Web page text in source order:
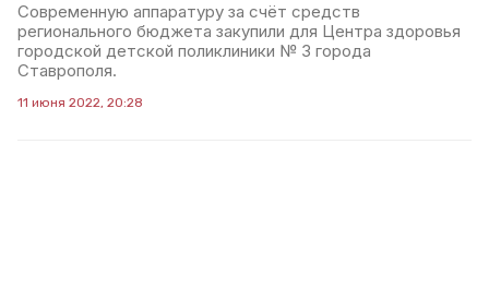
Современную аппаратуру за счёт средств
регионального бюджета закупили для Центра здоровья
городской детской поликлиники № 3 города
Ставрополя.
11 июня 2022, 20:28